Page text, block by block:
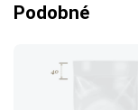
Podobné